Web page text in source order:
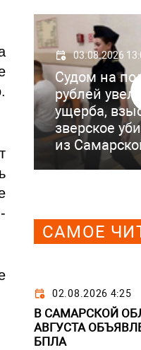
03.08.2026
Судом на
рублей
ущерба,
зверское
из
САМОЕ
02.08.2026 4:25
В САМАРСКОЙ
АВГУСТА
БПЛА